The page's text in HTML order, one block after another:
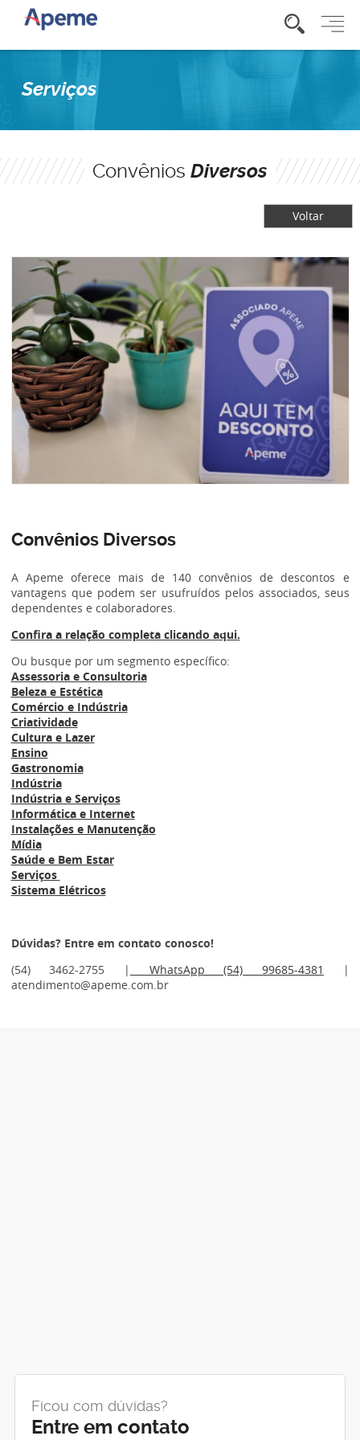
Serviços
Convênios Diversos
Voltar
Convênios Diversos
A Apeme oferece mais de 140 convênios de descontos e
vantagens que podem ser usufruídos pelos associados, seus
dependentes e colaboradores.
Confira a relação completa clicando aqui.
Ou busque por um segmento específico:
Assessoria e Consultoria
Beleza e Estética
Comércio e Indústria
Criatividade
Cultura e Lazer
Ensino
Gastronomia
Indústria
Indústria e Serviços
Informática e Internet
Instalações e Manutenção
Mídia
Saúde e Bem Estar
Serviços
Sistema Elétricos
Dúvidas? Entre em contato conosco!
(54) 3462-2755 |
WhatsApp (54) 99685-4381
|
atendimento@apeme.com.br
Ficou com dúvidas?
Entre em contato